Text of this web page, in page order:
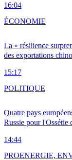
16:04
La « résilience
des exportations
15:17
ÉCONOMIE
Quatre pays
Russie pour l'Ossétie
14:44
POLITIQUE
PROENERGIE,